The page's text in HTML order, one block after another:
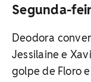
Segunda-
Deodora
Jessilaine e
golpe de Floro